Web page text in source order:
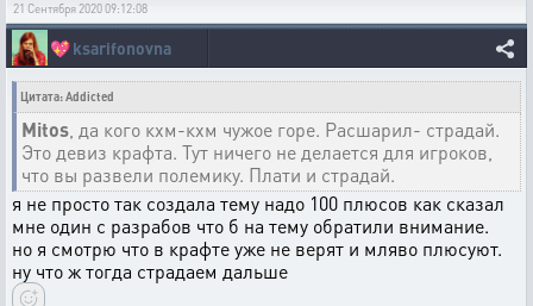
21 Сентября 2020 09:12:08
💖ksarifonovna
Цитата: Addicted
Mitos , да кого кхм-кхм чужое горе. Расшарил- страдай.
Это девиз крафта. Тут ничего не делается для игроков,
что вы развели полемику. Плати и страдай.
я не просто так создала тему надо 100 плюсов как сказал
мне один с разрабов что б на тему обратили внимание.
но я смотрю что в крафте уже не верят и мляво плюсуют.
ну что ж тогда страдаем дальше